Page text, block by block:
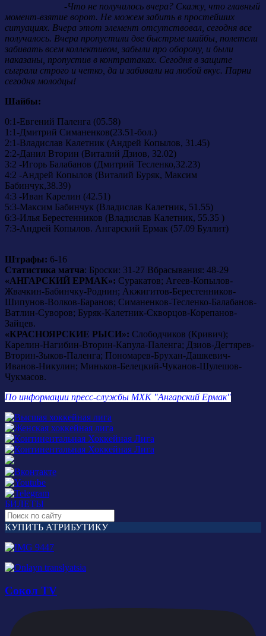
-Что не получилось вчера? Скажу, что главный
момент-взятие ворот. Не можем забить в простейших
ситуациях. Вчера этот элемент отсутствовал, сегодня все
получалось. Вчера пропустили две быстрые шайбы, полетели
забивать всем коллективом, забыли про оборону, и были
наказаны, пропустив в контратаках. Сегодня в защите
сыграли строго и четко, да и забивали на любой вкус. Парни
сегодня молодцы!
Шайбы:
0:1-Евгений Паленга (05.58)
1:1-Дмитрий Симаненков(23.51-бол.)
2:1-Владислав Калетник (Андрей Копылов, 31.45)
2:2-Данил Вторин (Виталий Дзиов, 32.02)
3:2 -Игорь Балабанов (Дмитрий Тесленко,32.23)
4:2 -Андрей Копылов (Виталий Буряк, Максим
Бабинчук,38.39)
4:3 -Иван Карелин (42.51)
5:3-Максим Бабинчук (Владислав Калетник, 51.55)
6:3-Илья Берестенников (Владислав Калетник, 55.35 )
7:3-Андрей Копылов. Ангарский Ермак (57.09 Буллит)
Штрафы: 6-16
Статистика матча: Броски: 31-27 Вбрасывания: 48-29
«АНГАРСКИЙ ЕРМАК»: Суракатов; Агеев-Копылов-
Жвачкин-Бабинчку-Роднин; Акжигитов-Берестенников-
Шипунов-Волков-Баранов; Симаненков-Тесленко-Балабанов-
Ватлин-Суворов; Буряк-Калетник-Скворцов-Корепанов-
Зайцев.
«КРАСНОЯРСКИЕ РЫСИ»: Слободчиков (Кривич);
Карелин-Нагибин-Вторин-Капула-Паленга; Дзиов-Дегтярев-
Вторин-Зыков-Паленга; Пономарев-Брухан-Дашкевич-
Иванов-Никулин; Миньков-Белецкий-Чуканов-Шулешов-
Чукмасов.
По информации пресс-службы МХК "Ангарский Ермак"
БИЛЕТЫ
КУПИТЬ АТРИБУТИКУ
Сокол TV